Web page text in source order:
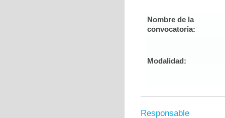
Nombre de la
convocatoria:
Modalidad:
Responsable